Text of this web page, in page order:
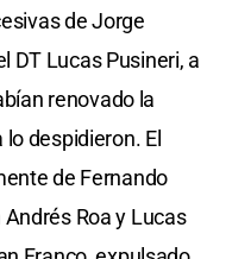
de Jorge
DT Lucas Pusineri, a
renovado la
despidieron. El
de Fernando
Roa y Lucas